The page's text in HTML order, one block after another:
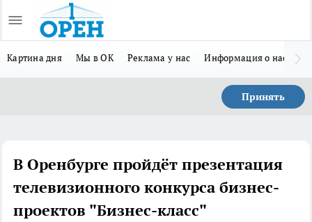
Картина дня Мы в ОК Реклама у нас Информация о нас
Принять
В Оренбурге пройдёт презентация
телевизионного конкурса бизнес-
проектов "Бизнес-класс"